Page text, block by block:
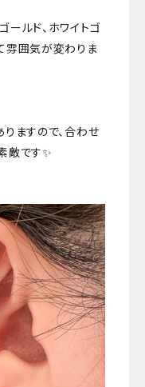
ールド、ホワイトゴ
雰囲気が変わりま
りますので、合わせ
敵です✨